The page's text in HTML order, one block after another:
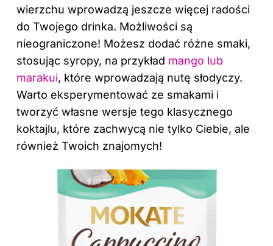
wierzchu wprowadzą jeszcze więcej radości
do Twojego drinka. Możliwości są
nieograniczone! Możesz dodać różne smaki,
stosując syropy, na przykład mango lub
marakui, które wprowadzają nutę słodyczy.
Warto eksperymentować ze smakami i
tworzyć własne wersje tego klasycznego
koktajlu, które zachwycą nie tylko Ciebie, ale
również Twoich znajomych!